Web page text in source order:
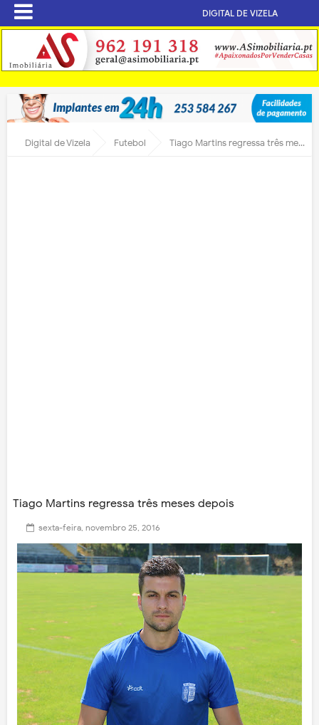
DIGITAL DE VIZELA
Digital de Vizela Futebol Tiago Martins regressa três meses depois
Tiago Martins regressa três meses depois
sexta-feira, novembro 25, 2016